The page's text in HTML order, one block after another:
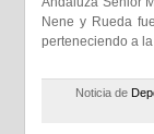
Nene y Rueda
perteneciendo a
Noticia de